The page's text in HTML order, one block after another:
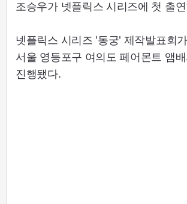
조승우가 넷플릭스 시리즈에 첫 출
넷플릭스 시리즈 '동궁' 제작발표회
서울 영등포구 여의도 페어몬트 앰
진행됐다.